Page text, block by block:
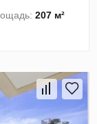
207 м²